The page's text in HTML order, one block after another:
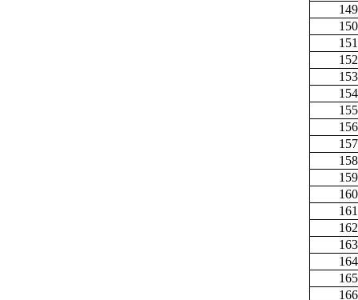
149
150
151
152
153
154
155
156
157
158
159
160
161
162
163
164
165
166